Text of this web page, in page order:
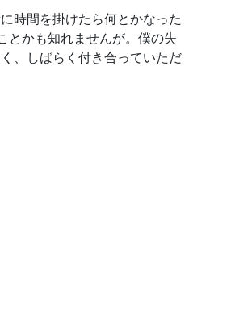
時間を掛けたら何とかなった
とかも知れませんが。僕の失
、しばらく付き合っていただ